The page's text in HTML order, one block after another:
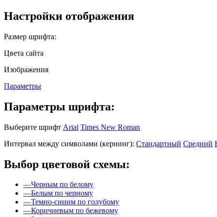
Настройки отображения
Размер шрифта:
Цвета сайта
Изображения
Параметры
Параметры шрифта:
Выберите шрифт Arial Times New Roman
Интервал между символами (кернинг): Стандартный Средний
Выбор цветовой схемы:
—Черным по белому
—Белым по черному
—Темно-синим по голубому
—Коричневым по бежевому